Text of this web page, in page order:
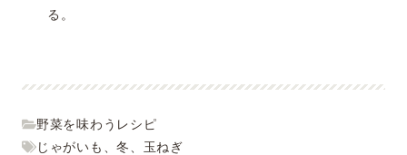
る。
野菜を味わうレシピ
じゃがいも
、冬 玉ねぎ